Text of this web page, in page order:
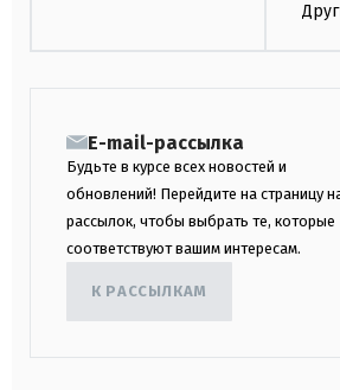
E-mail-рассылка
Будьте в курсе всех новостей и
обновлений! Перейдите на страницу
рассылок, чтобы выбрать те, которые
соответствуют вашим интересам.
К РАССЫЛКАМ